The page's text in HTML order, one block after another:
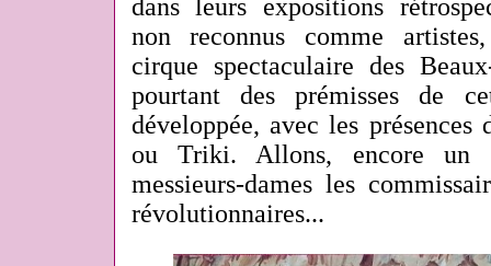
dans leurs expositions
non reconnus comme
cirque spectaculaire des
pourtant des prémisses de
développée, avec les présences
ou Triki. Allons, encore un
messieurs-dames les
révolutionnaires...